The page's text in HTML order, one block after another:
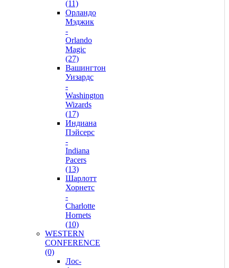
(11)
Орландо
Мэджик
-
Orlando
Magic
(27)
Вашингтон
Уизардс
-
Washington
Wizards
(17)
Индиана
Пэйсерс
-
Indiana
Pacers
(13)
Шарлотт
Хорнетс
-
Charlotte
Hornets
(10)
WESTERN
CONFERENCE
(0)
Лос-